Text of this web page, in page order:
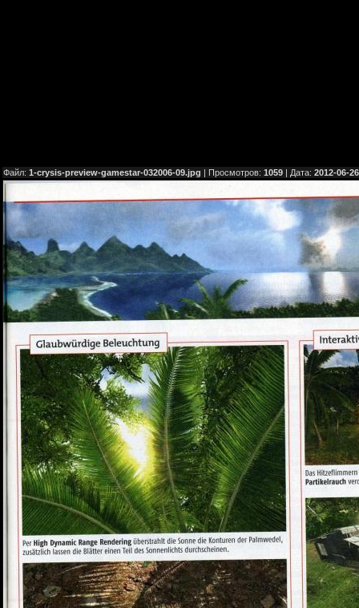
Файл: 1-crysis-preview-gamestar-032006-09.jpg | Просмотров: 1059 | Дата: 2012-06-